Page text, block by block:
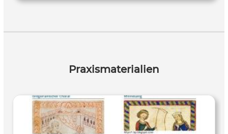
Praxismaterialien